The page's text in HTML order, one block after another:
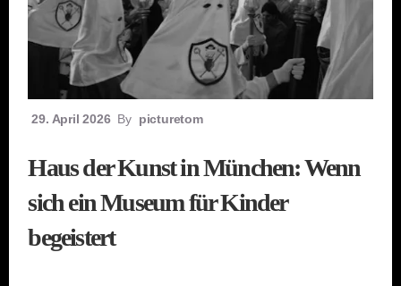
29. April 2026 By picturetom
Haus der Kunst in München: Wenn
sich ein Museum für Kinder
begeistert